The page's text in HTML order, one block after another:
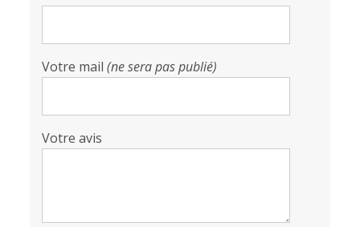
Votre mail(ne sera pas publié)
Votre avis